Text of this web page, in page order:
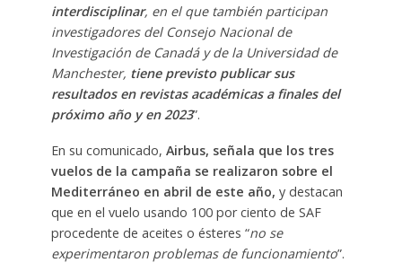
interdisciplinar, en el que también participan
investigadores del Consejo Nacional de
Investigación de Canadá y de la Universidad de
Manchester, tiene previsto publicar sus
resultados en revistas académicas a finales del
próximo año y en 2023”.
En su comunicado, Airbus, señala que los tres
vuelos de la campaña se realizaron sobre el
Mediterráneo en abril de este año, y destacan
que en el vuelo usando 100 por ciento de SAF
procedente de aceites o ésteres “no se
experimentaron problemas de funcionamiento”.